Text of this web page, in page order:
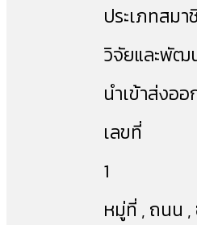
ประเภทสมา
วิจัยและพัฒ
นำเข้าส่งอ
เลขที่
1
หมู่ที่ , ถนน ,